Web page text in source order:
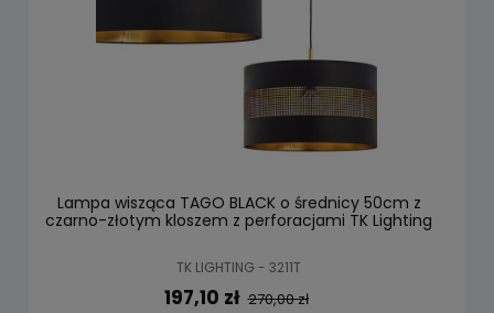
Lampa wisząca TAGO BLACK o średnicy 50cm z
czarno-złotym kloszem z perforacjami TK Lighting
TK LIGHTING - 3211T
197,10 zł 270,00 zł